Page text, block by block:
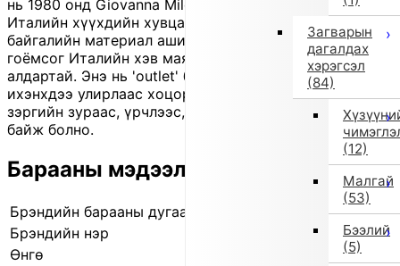
Загварын
дагалдах
хэрэгсэл
(84)
(12)
Малгай
(53)
Бээлий
(5)
нь 1980 онд Giovanna Miletti-ийн үүсгэн байгуулсан
Италийн хүүхдийн хувцасны 'brand' бөгөөд
байгалийн материал ашиглан гараар урласан,
гоёмсог Италийн хэв маягийн бүтээгдэхүүнээрээ
алдартай. Энэ нь 'outlet' бүтээгдэхүүн бөгөөд
ихэнхдээ улирлаас хоцорсон шинэ бараа боловч бага
зэргийн зураас, үрчлээс, өнгө жаахан гандах зэрэг
байж болно.
Барааны мэдээлэл
Брэндийн барааны дугаар
Брэндийн нэр
Өнгө